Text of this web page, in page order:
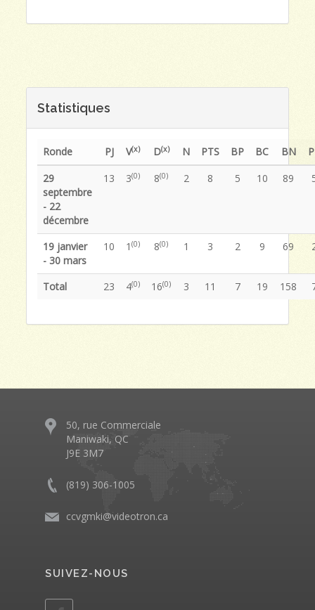
Statistiques
Ronde PJ V(x) D(x) N PTS BP BC BN
29
septembre
- 22
décembre
13 3(0) 8(0) 2 8 5 10 89
19 janvier
- 30 mars
10 1(0) 8(0) 1 3 2 9 69
Total 23 4(0) 16(0) 3 11 7 19 158
50, rue Commerciale
Maniwaki, QC
J9E 3M7
(819) 306-1005
ccvgmki@videotron.ca
SUIVEZ-NOUS